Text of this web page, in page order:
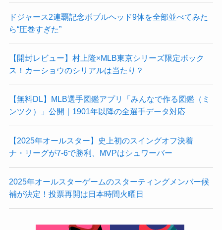
ドジャース2連覇記念ボブルヘッド9体を全部並べてみた
ら“圧巻すぎた”
【開封レビュー】村上隆×MLB東京シリーズ限定ボック
ス！カーショウのシリアルは当たり？
【無料DL】MLB選手図鑑アプリ「みんなで作る図鑑（ミ
ンツク）」公開｜1901年以降の全選手データ対応
【2025年オールスター】史上初のスイングオフ決着
ナ・リーグが7-6で勝利、MVPはシュワーバー
2025年オールスターゲームのスターティングメンバー候
補が決定！投票再開は日本時間火曜日